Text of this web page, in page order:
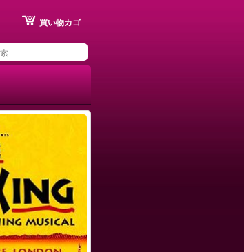
買い物カゴ
saved this
your list